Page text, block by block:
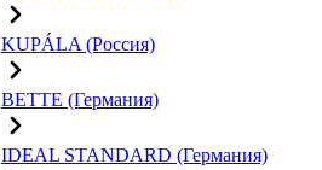
KUPÁLA (Россия)
BETTE (Германия)
IDEAL STANDARD (Германия)